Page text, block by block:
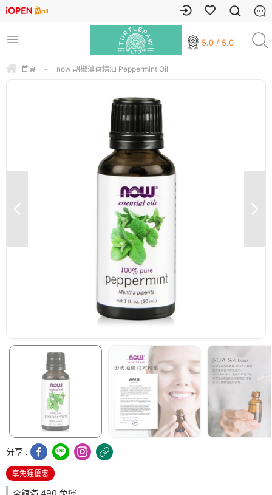
5.0 / 5.0
首頁 - now 胡椒薄荷精油 Peppermint Oil
分享 :
享免運優惠
全館滿 490 免運